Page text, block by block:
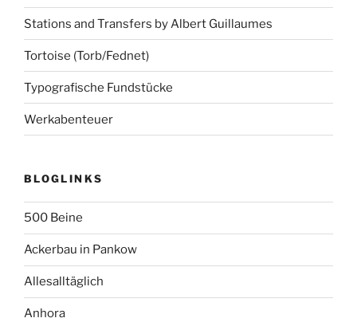
Stations and Transfers by Albert Guillaumes
Tortoise (Torb/Fednet)
Typografische Fundstücke
Werkabenteuer
BLOGLINKS
500 Beine
Ackerbau in Pankow
Allesalltäglich
Anhora